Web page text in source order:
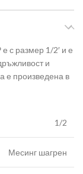
с размер 1/2′ и е
и
е произведена в
1/2
Месинг шагрен